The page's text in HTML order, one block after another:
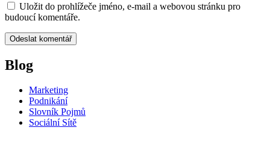
Uložit do prohlížeče jméno, e-mail a webovou stránku pro
budoucí komentáře.
Blog
Marketing
Podnikání
Slovník Pojmů
Sociální Sítě